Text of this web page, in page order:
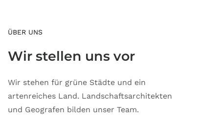
ÜBER UNS
Wir stellen uns vor
Wir stehen für grüne Städte und ein
artenreiches Land. Landschaftsarchitekten
und Geografen bilden unser Team.